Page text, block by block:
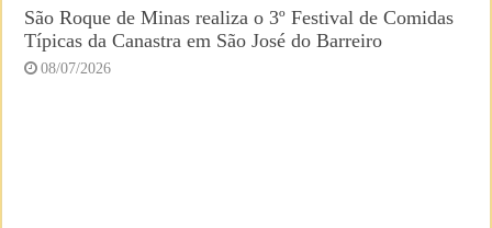
São Roque de Minas realiza o 3º Festival de Comidas
Típicas da Canastra em São José do Barreiro
08/07/2026